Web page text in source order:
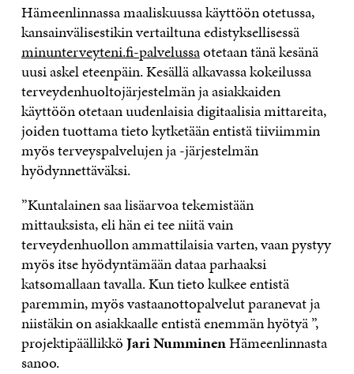
Hämeenlinnassa maaliskuussa käyttöön otetussa,
kansainvälisestikin vertailtuna edistyksellisessä
minunterveyteni.fi-palvelussaotetaan tänä kesänä
uusi askel eteenpäin. Kesällä alkavassa kokeilussa
terveydenhuoltojärjestelmän ja asiakkaiden
käyttöön otetaan uudenlaisia digitaalisia mittareita,
joiden tuottama tieto kytketään entistä tiiviimmin
myös terveyspalvelujen ja -järjestelmän
hyödynnettäväksi.
”Kuntalainen saa lisäarvoa tekemistään
mittauksista, eli hän ei tee niitä vain
terveydenhuollon ammattilaisia varten, vaan pystyy
myös itse hyödyntämään dataa parhaaksi
katsomallaan tavalla. Kun tieto kulkee entistä
paremmin, myös vastaanottopalvelut paranevat ja
niistäkin on asiakkaalle entistä enemmän hyötyä ”,
projektipäällikköJari NumminenHämeenlinnasta
sanoo.